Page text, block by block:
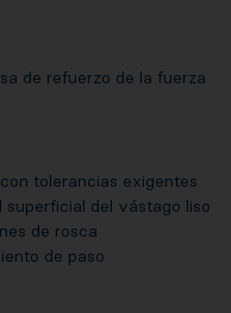
de refuerzo de la fuerza
tolerancias exigentes
del vástago liso
de rosca
de paso